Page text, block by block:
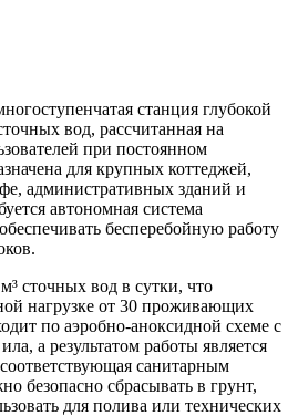
станция глубокой
вод, рассчитанная на
при постоянном
для крупных коттеджей,
административных зданий и
автономная система
бесперебойную работу
сточных вод в сутки, что
нагрузке от 30 проживающих
по аэробно-аноксидной схеме с
а результатом работы является
санитарным
безопасно сбрасывать в грунт,
для полива или технических